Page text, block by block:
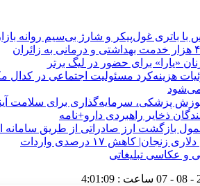
«یارا» برای حضور در لیگ برتر
هزینه‌کرد مسئولیت اجتماعی در کدال
پزشکی، سرمایه‌گذاری برای سلامت
ذخایر راهبردی دارو+نامه
بازگشت ارز صادراتی از طریق سامانه
و عکاسی تبلیغاتی
ساعت : 4:01:10